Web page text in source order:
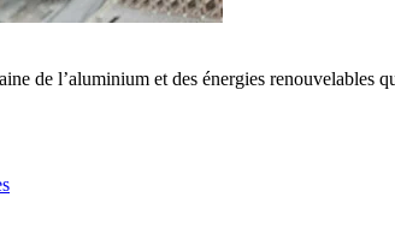
de l’aluminium et des énergies